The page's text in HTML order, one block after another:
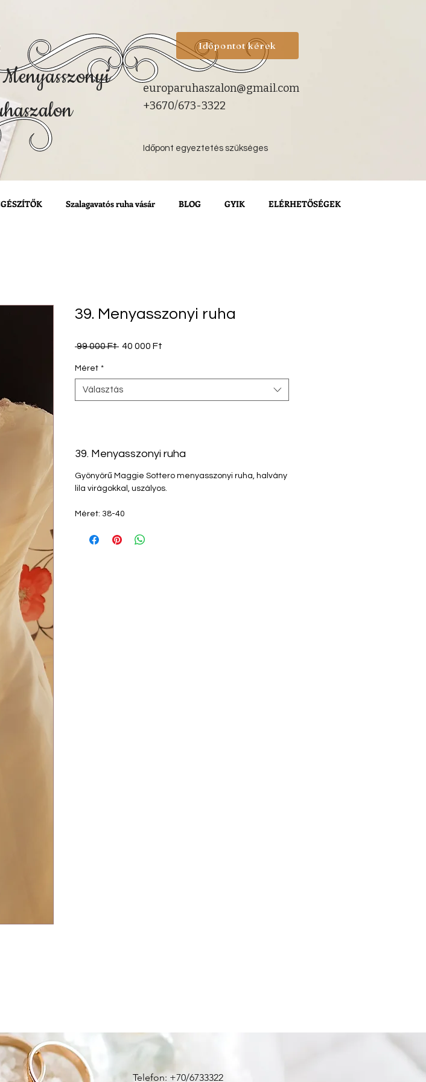
europaruhaszalon@gmail.com
+3670/673-3322
Időpont egyeztetés szükséges
Időpontot kérek
Szalagavatós ruha vásár BLOG GYIK ELÉRHETŐSÉGEK
39. Menyasszonyi ruha
99 000 Ft Szokásos
40 000 Ft
Méret *
Választás
39. Menyasszonyi ruha
Gyönyörű Maggie Sottero menyasszonyi ruha, halvány
lila virágokkal, uszályos.
Méret: 38-40
Telefon: +70/6733322